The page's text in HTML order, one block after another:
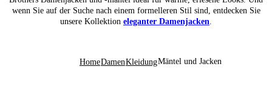
wenn Sie auf der Suche nach einem formelleren Stil sind, entdecken Sie
unsere Kollektion eleganter Damenjacken.
HomeDamenKleidungMäntel und Jacken